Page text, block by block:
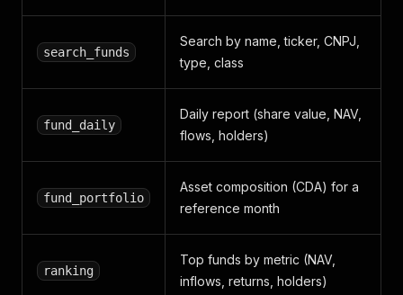
search_funds
Search by name, ticker, CNPJ,
type, class
fund_daily
Daily report (share value, NAV,
flows, holders)
fund_portfolio
Asset composition (CDA) for a
reference month
ranking
Top funds by metric (NAV,
inflows, returns, holders)